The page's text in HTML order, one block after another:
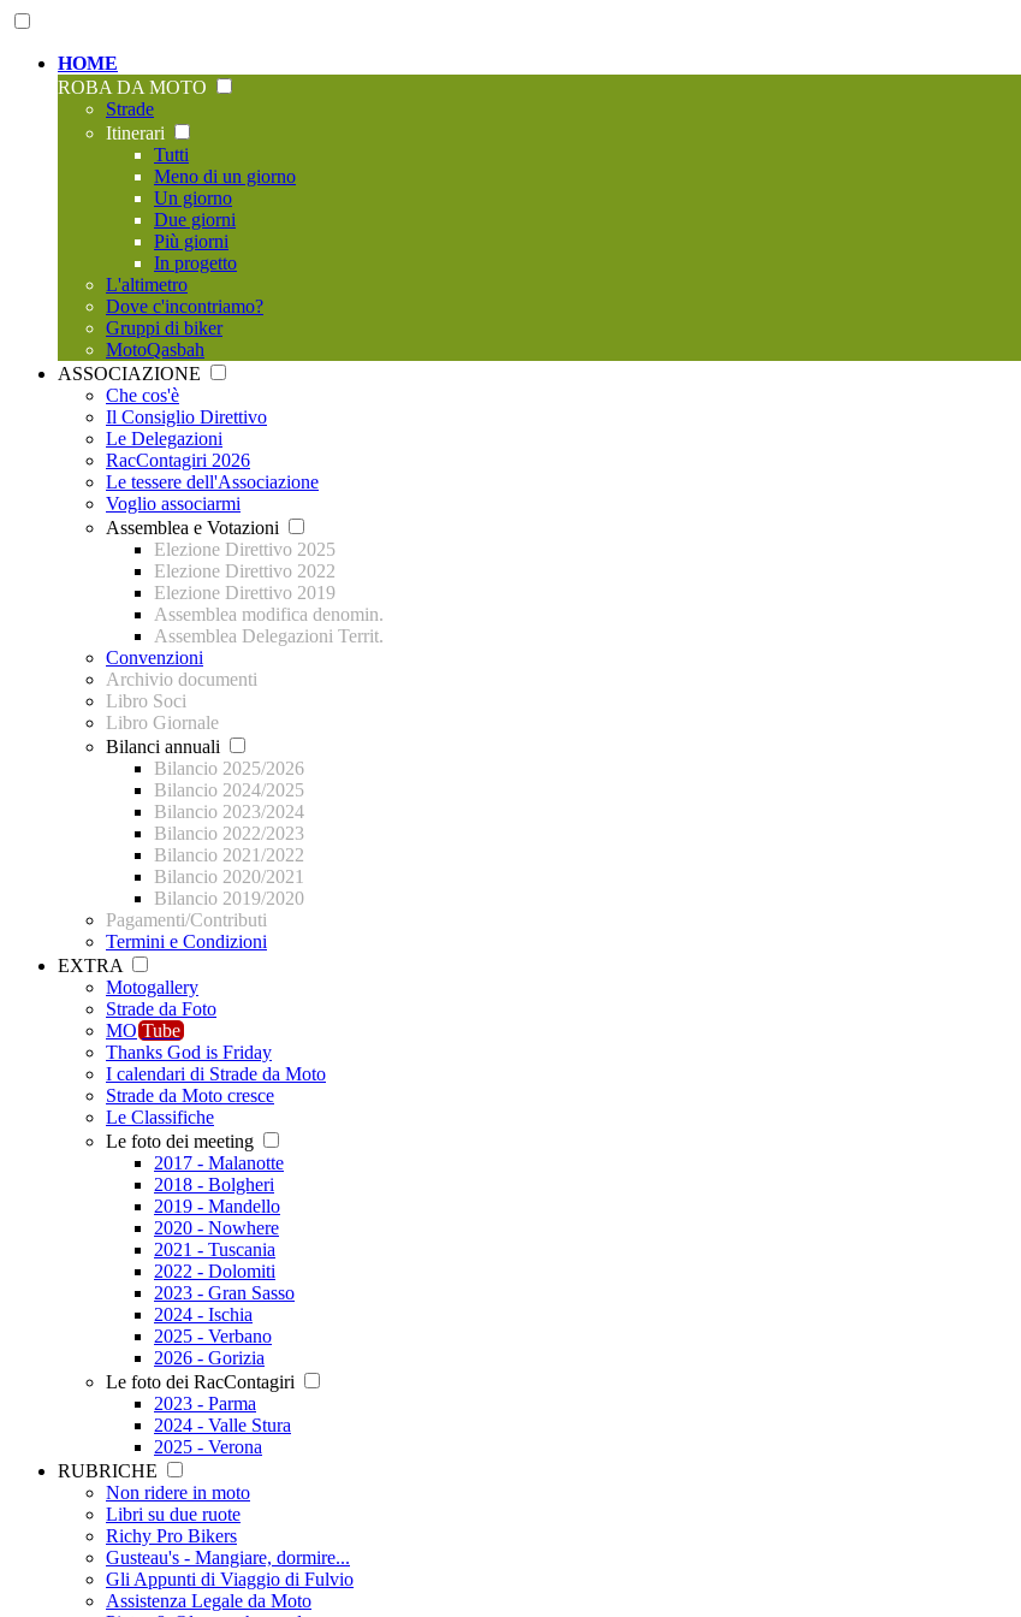
HOME
ROBA DA MOTO
Strade
Itinerari
Tutti
Meno di un giorno
Un giorno
Due giorni
Più giorni
In progetto
L'altimetro
Dove c'incontriamo?
Gruppi di biker
MotoQasbah
ASSOCIAZIONE
Che cos'è
Il Consiglio Direttivo
Le Delegazioni
RacContagiri 2026
Le tessere dell'Associazione
Voglio associarmi
Assemblea e Votazioni
Elezione Direttivo 2025
Elezione Direttivo 2022
Elezione Direttivo 2019
Assemblea modifica denomin.
Assemblea Delegazioni Territ.
Convenzioni
Archivio documenti
Libro Soci
Libro Giornale
Bilanci annuali
Bilancio 2025/2026
Bilancio 2024/2025
Bilancio 2023/2024
Bilancio 2022/2023
Bilancio 2021/2022
Bilancio 2020/2021
Bilancio 2019/2020
Pagamenti/Contributi
Termini e Condizioni
EXTRA
Motogallery
Strade da Foto
MO Tube
Thanks God is Friday
I calendari di Strade da Moto
Strade da Moto cresce
Le Classifiche
Le foto dei meeting
2017 - Malanotte
2018 - Bolgheri
2019 - Mandello
2020 - Nowhere
2021 - Tuscania
2022 - Dolomiti
2023 - Gran Sasso
2024 - Ischia
2025 - Verbano
2026 - Gorizia
Le foto dei RacContagiri
2023 - Parma
2024 - Valle Stura
2025 - Verona
RUBRICHE
Non ridere in moto
Libri su due ruote
Richy Pro Bikers
Gusteau's - Mangiare, dormire...
Gli Appunti di Viaggio di Fulvio
Assistenza Legale da Moto